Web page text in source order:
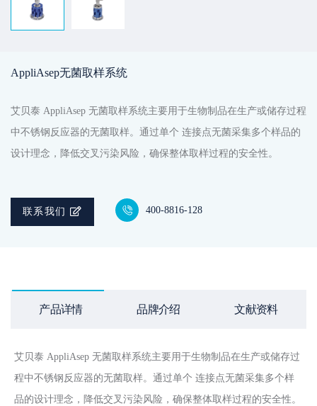
AppliAsep无菌取样系统
艾贝泰 AppliAsep 无菌取样系统主要用于生物制品在生产或储存过程
中不锈钢反应器的无菌取样。通过单个 连接点无菌采集多个样品的
设计理念，降低交叉污染风险，确保整体取样过程的安全性。
联系我们 400-8816-128
产品详情 品牌介绍 文献资料
艾贝泰 AppliAsep 无菌取样系统主要用于生物制品在生产或储存过
程中不锈钢反应器的无菌取样。通过单个 连接点无菌采集多个样
品的设计理念，降低交叉污染风险，确保整体取样过程的安全性。